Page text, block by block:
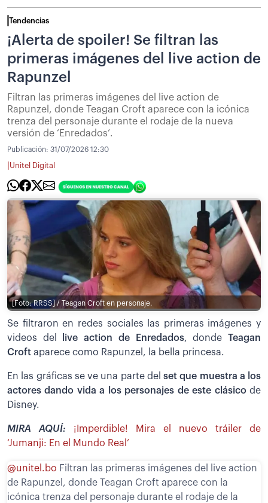
Tendencias
¡Alerta de spoiler! Se filtran las
primeras imágenes del live action de
Rapunzel
Filtran las primeras imágenes del live action de
Rapunzel, donde Teagan Croft aparece con la icónica
trenza del personaje durante el rodaje de la nueva
versión de ‘Enredados’.
Publicación: 31/07/2026 12:30
Unitel Digital
[Foto: RRSS] / Teagan Croft en personaje.
Se filtraron en redes sociales las primeras imágenes y
videos del
live action de Enredados, dondeTeagan
Croft aparece como Rapunzel, la bella princesa.
En las gráficas se ve una parte del set que muestra a los
actores dando vida a los personajes de este clásicode
Disney.
MIRA AQUÍ:
¡Imperdible! Mira el nuevo tráiler de
‘Jumanji: En el Mundo Real’
@unitel.bo Filtran las primeras imágenes del live action
de Rapunzel, donde Teagan Croft aparece con la
icónica trenza del personaje durante el rodaje de la